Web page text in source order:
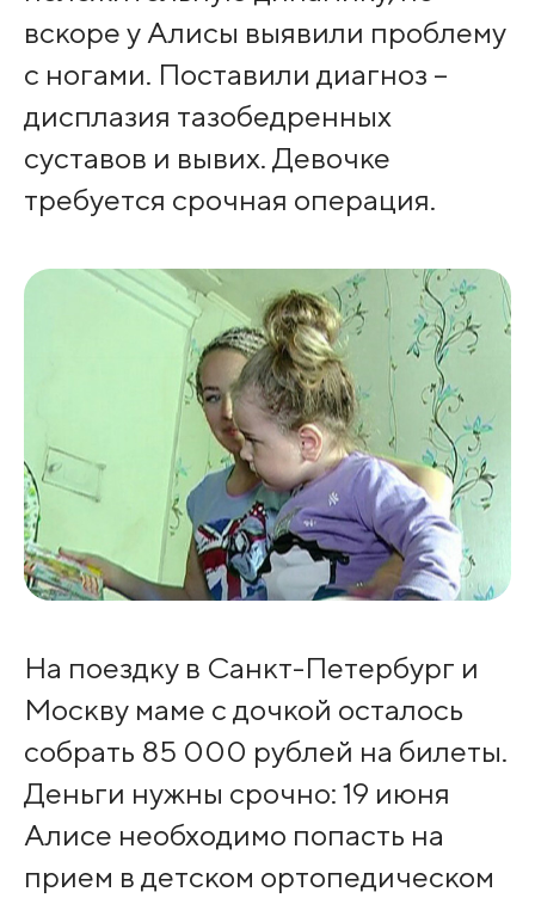
вскоре у Алисы выявили проблему
с ногами. Поставили диагноз –
дисплазия тазобедренных
суставов и вывих. Девочке
требуется срочная операция.
На поездку в Санкт-Петербург и
Москву маме с дочкой осталось
собрать 85 000 рублей на билеты.
Деньги нужны срочно: 19 июня
Алисе необходимо попасть на
прием в детском ортопедическом